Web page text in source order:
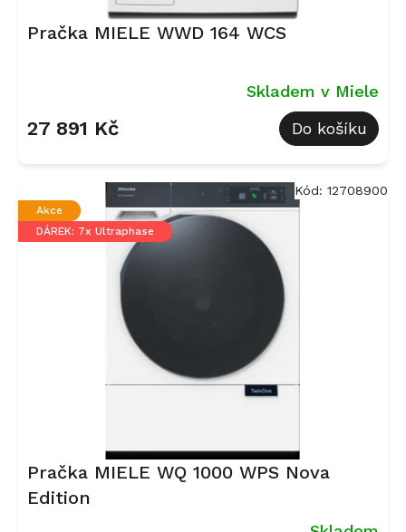
Pračka MIELE WWD 164 WCS
Skladem v Miele
27 891 Kč Do košíku
Akce
DÁREK: 7x Ultraphase
Pračka MIELE WQ 1000 WPS Nova
Edition
Kód: 12708900